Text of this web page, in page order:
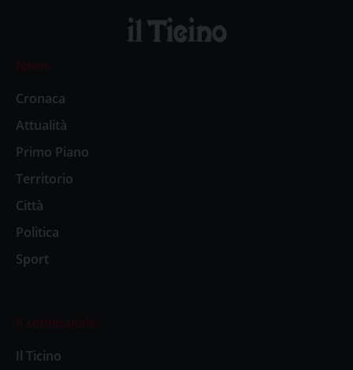
News
Cronaca
Attualità
Primo Piano
Territorio
Città
Politica
Sport
Il settimanale
Il Ticino